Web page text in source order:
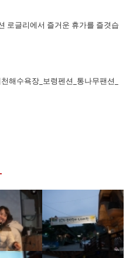
로글리에서 즐거운 휴가를 즐겻습
해수욕장_보령펜션_통나무팬션_